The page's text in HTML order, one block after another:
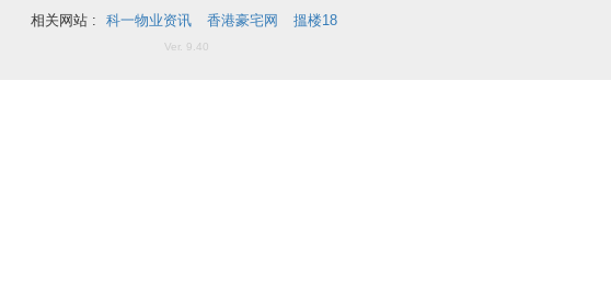
相关网站 : 科一物业资讯 香港豪宅网 搵楼18
Ver. 9.40